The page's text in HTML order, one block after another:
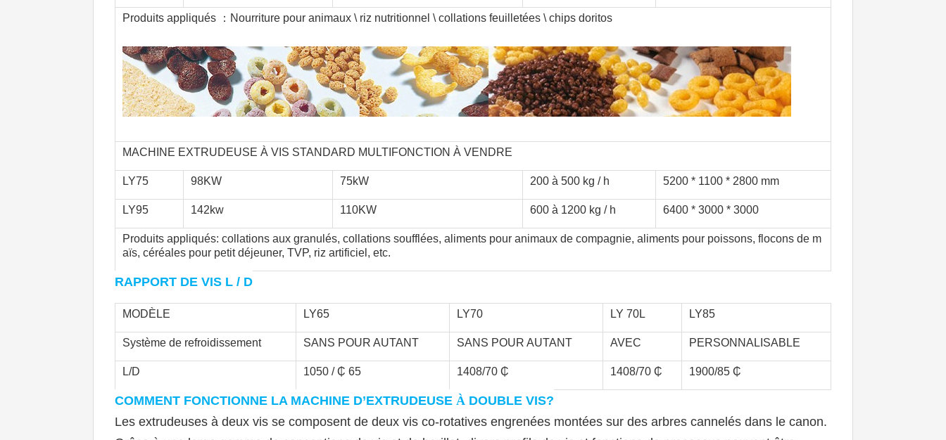
Produits appliqués ：Nourriture pour animaux \ riz nutritionnel \ collations feuilletées \ chips doritos
MACHINE EXTRUDEUSE À VIS STANDARD MULTIFONCTION À VENDRE
LY75 98KW 75kW 200 à 500 kg / h 5200 * 1100 * 2800 mm
LY95 142kw 110KW 600 à 1200 kg / h 6400 * 3000 * 3000
Produits appliqués: collations aux granulés, collations soufflées, aliments pour animaux de compagnie, aliments pour poissons, flocons de m
aïs, céréales pour petit déjeuner, TVP, riz artificiel, etc.
RAPPORT DE VIS L / D
MODÈLE LY65 LY70 LY 70L LY85
Système de refroidissement SANS POUR AUTANT SANS POUR AUTANT AVEC PERSONNALISABLE
L/D 1050 / ₵ 65 1408/70 ₵ 1408/70 ₵ 1900/85 ₵
COMMENT FONCTIONNE LA MACHINE D’EXTRUDEUSE À DOUBLE VIS?
Les extrudeuses à deux vis se composent de deux vis co-rotatives engrenées montées sur des arbres cannelés dans le canon.